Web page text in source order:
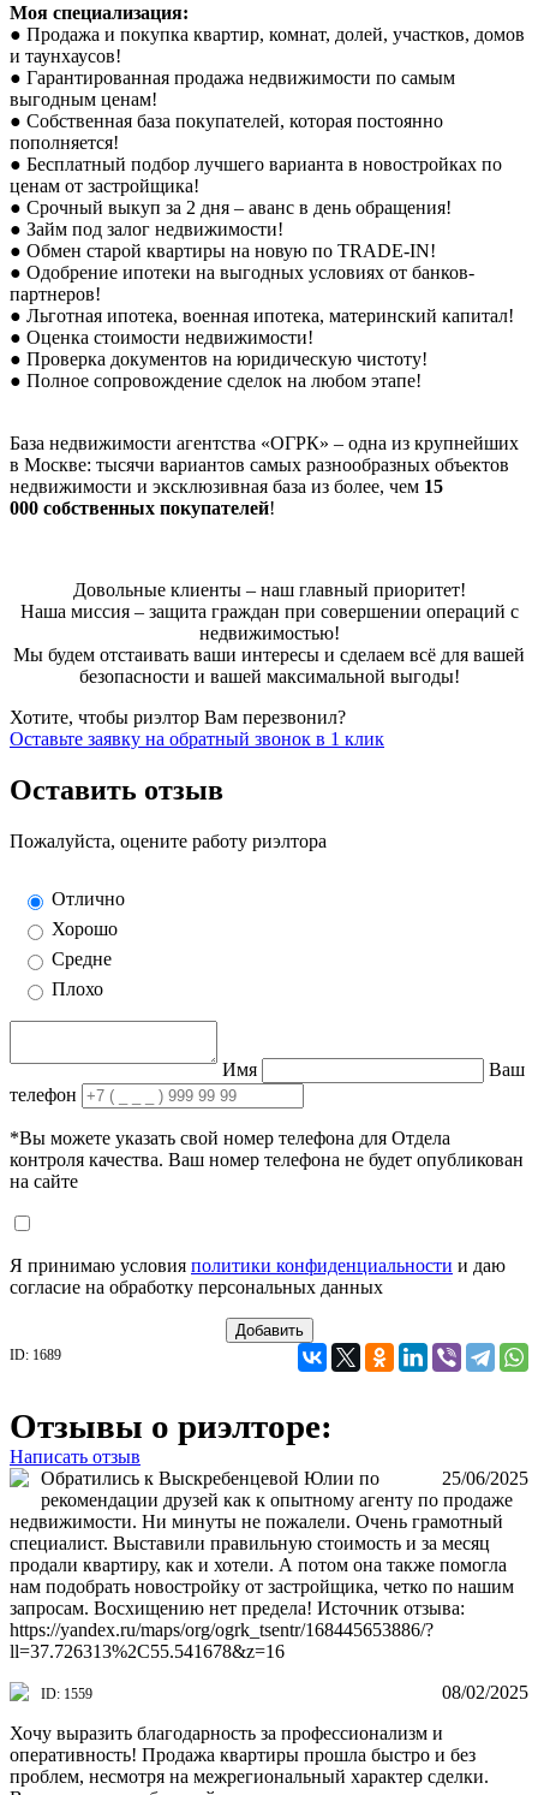
Моя специализация:
● Продажа и покупка квартир, комнат, долей, участков, домов
и таунхаусов!
● Гарантированная продажа недвижимости по самым
выгодным ценам!
● Собственная база покупателей, которая постоянно
пополняется!
● Бесплатный подбор лучшего варианта в новостройках по
ценам от застройщика!
● Срочный выкуп за 2 дня – аванс в день обращения!
● Займ под залог недвижимости!
● Обмен старой квартиры на новую по TRADE-IN!
● Одобрение ипотеки на выгодных условиях от банков-
партнеров!
● Льготная ипотека, военная ипотека, материнский капитал!
● Оценка стоимости недвижимости!
● Проверка документов на юридическую чистоту!
● Полное сопровождение сделок на любом этапе!
База недвижимости агентства «ОГРК» – одна из крупнейших
в Москве: тысячи вариантов самых разнообразных объектов
недвижимости и эксклюзивная база из более, чем 15
000 собственных покупателей!
Довольные клиенты – наш главный приоритет!
Наша миссия – защита граждан при совершении операций с
недвижимостью!
Мы будем отстаивать ваши интересы и сделаем всё для вашей
безопасности и вашей максимальной выгоды!
Хотите, чтобы риэлтор Вам перезвонил?
Оставьте заявку на обратный звонок в 1 клик
Оставить отзыв
Пожалуйста, оцените работу риэлтора
Отлично
Хорошо
Средне
Плохо
Имя
Ваш
телефон
*Вы можете указать свой номер телефона для Отдела
контроля качества. Ваш номер телефона не будет опубликован
на сайте
Я принимаю условия политики конфиденциальности и даю
согласие на обработку персональных данных
Добавить
Отзывы о риэлторе:
Написать отзыв
25/06/2025
ID: 1689
Обратились к Выскребенцевой Юлии по
рекомендации друзей как к опытному агенту по продаже
недвижимости. Ни минуты не пожалели. Очень грамотный
специалист. Выставили правильную стоимость и за месяц
продали квартиру, как и хотели. А потом она также помогла
нам подобрать новостройку от застройщика, четко по нашим
запросам. Восхищению нет предела! Источник отзыва:
https://yandex.ru/maps/org/ogrk_tsentr/168445653886/?
ll=37.726313%2C55.541678&z=16
08/02/2025
ID: 1559
Хочу выразить благодарность за профессионализм и
оперативность! Продажа квартиры прошла быстро и без
проблем, несмотря на межрегиональный характер сделки.